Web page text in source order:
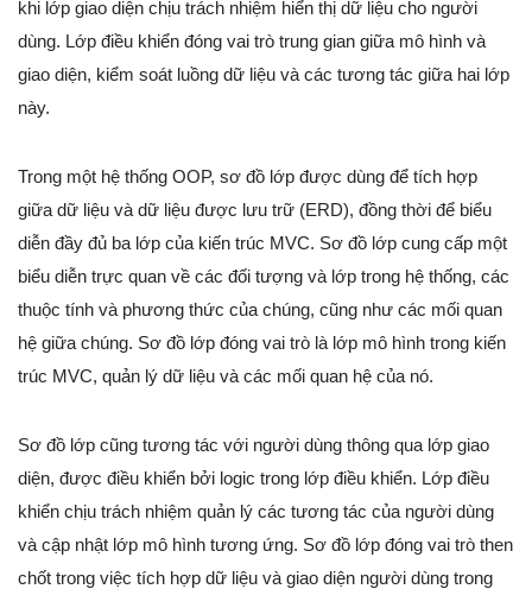
khi lớp giao diện chịu trách nhiệm hiển thị dữ liệu cho người
dùng. Lớp điều khiển đóng vai trò trung gian giữa mô hình và
giao diện, kiểm soát luồng dữ liệu và các tương tác giữa hai lớp
này.
Trong một hệ thống OOP, sơ đồ lớp được dùng để tích hợp
giữa dữ liệu và dữ liệu được lưu trữ (ERD), đồng thời để biểu
diễn đầy đủ ba lớp của kiến trúc MVC. Sơ đồ lớp cung cấp một
biểu diễn trực quan về các đối tượng và lớp trong hệ thống, các
thuộc tính và phương thức của chúng, cũng như các mối quan
hệ giữa chúng. Sơ đồ lớp đóng vai trò là lớp mô hình trong kiến
trúc MVC, quản lý dữ liệu và các mối quan hệ của nó.
Sơ đồ lớp cũng tương tác với người dùng thông qua lớp giao
diện, được điều khiển bởi logic trong lớp điều khiển. Lớp điều
khiển chịu trách nhiệm quản lý các tương tác của người dùng
và cập nhật lớp mô hình tương ứng. Sơ đồ lớp đóng vai trò then
chốt trong việc tích hợp dữ liệu và giao diện người dùng trong